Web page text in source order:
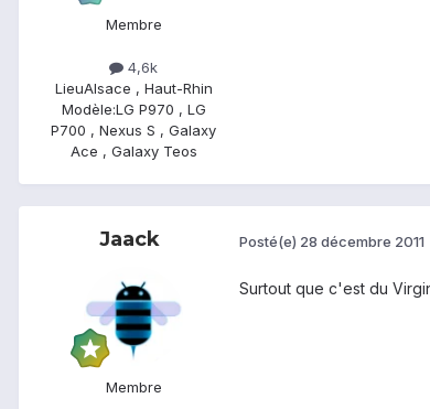
Membre
4,6k
LieuAlsace , Haut-Rhin
Modèle:LG P970 , LG
P700 , Nexus S , Galaxy
Ace , Galaxy Teos
Jaack
Membre
Posté(e) 28 décembre 2011
Surtout que c'est du